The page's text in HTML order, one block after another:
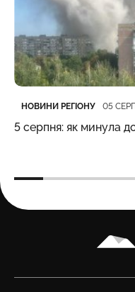
Категорія
НОВИНИ РЕГІОНУ
Дата публікації 05
5 серпня: як минула